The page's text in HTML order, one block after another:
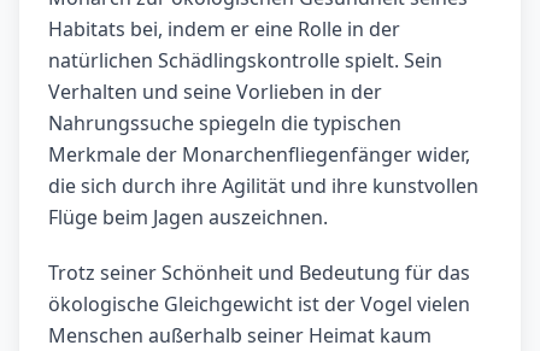
Habitats bei, indem er eine Rolle in der
natürlichen Schädlingskontrolle spielt. Sein
Verhalten und seine Vorlieben in der
Nahrungssuche spiegeln die typischen
Merkmale der Monarchenfliegenfänger wider,
die sich durch ihre Agilität und ihre kunstvollen
Flüge beim Jagen auszeichnen.
Trotz seiner Schönheit und Bedeutung für das
ökologische Gleichgewicht ist der Vogel vielen
Menschen außerhalb seiner Heimat kaum